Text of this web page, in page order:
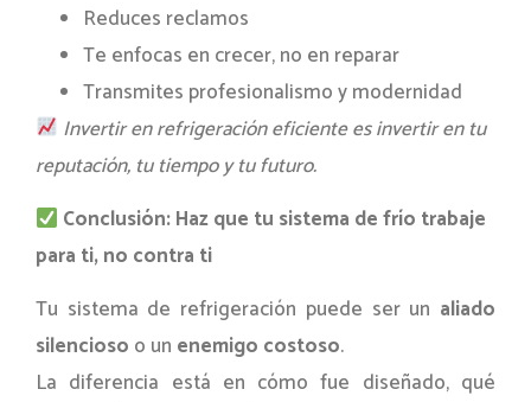
Reduces reclamos
Te enfocas en crecer, no en reparar
Transmites profesionalismo y modernidad
Invertir en refrigeración eficiente es invertir en tu
reputación, tu tiempo y tu futuro.
Conclusión: Haz que tu sistema de frío trabaje
para ti, no contra ti
Tu sistema de refrigeración puede ser un aliado
silencioso o un enemigo costoso.
La diferencia está en cómo fue diseñado, qué